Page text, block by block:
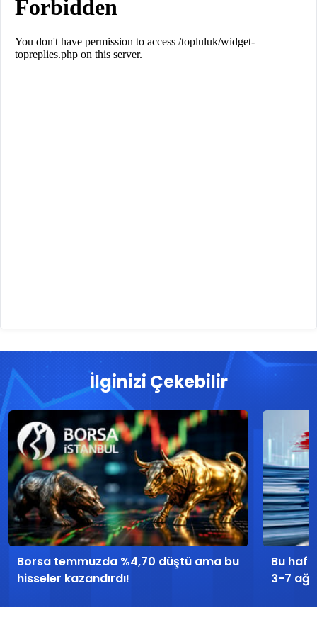
İlginizi Çekebilir
Borsa temmuzda %4,70 düştü ama bu
hisseler kazandırdı!
Bu
3-7